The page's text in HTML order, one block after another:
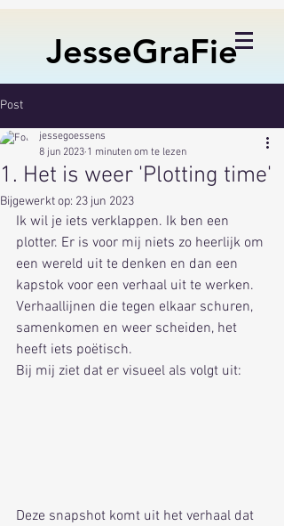
JesseGraFie
Post
1. Het is weer 'Plotting time'
jessegoessens
8 jun 2023 1 minuten om te lezen
Bijgewerkt op: 23 jun 2023
Ik wil je iets verklappen. Ik ben een
plotter. Er is voor mij niets zo heerlijk om
een wereld uit te denken en dan een
kapstok voor een verhaal uit te werken.
Verhaallijnen die tegen elkaar schuren,
samenkomen en weer scheiden, het
heeft iets poëtisch.
Bij mij ziet dat er visueel als volgt uit:
Deze snapshot komt uit het verhaal dat